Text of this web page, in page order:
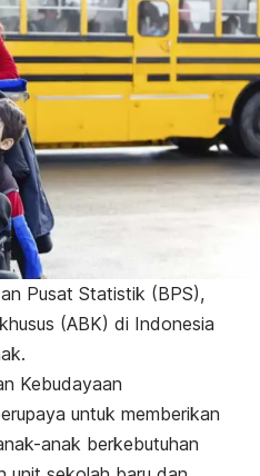
Pusat Statistik (BPS),
(ABK) di Indonesia
Kebudayaan
untuk memberikan
anak berkebutuhan